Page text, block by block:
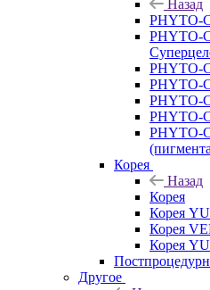
Назад
PHYTO-
PHYTO-
PHYTO-
PHYTO-
PHYTO-
PHYTO-
PHYTO-
Корея
Назад
Корея
Корея
Корея
Корея
Другое